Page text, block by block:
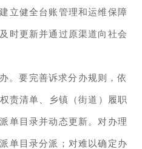
立健全台账管理和运维保障
时更新并通过原渠道向社会
。要完善诉求分办规则，依
责清单、乡镇（街道）履职
单目录并动态更新。对办理
单目录分派；对难以确定办